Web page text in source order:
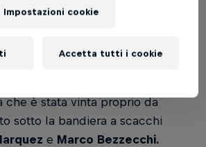
Moto3per completare la propria
che è stata vinta proprio da
sotto la bandiera a scacchi
e Marco Bezzecchi.
Impostazioni cookie
Accetta tutti i cookie